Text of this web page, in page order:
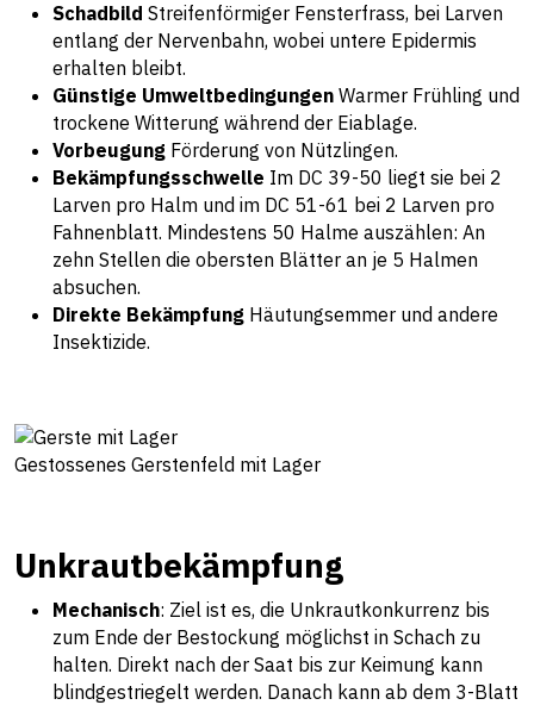
Schadbild Streifenförmiger Fensterfrass, bei Larven
entlang der Nervenbahn, wobei untere Epidermis
erhalten bleibt.
Günstige Umweltbedingungen Warmer Frühling und
trockene Witterung während der Eiablage.
Vorbeugung Förderung von Nützlingen.
Bekämpfungsschwelle Im DC 39-50 liegt sie bei 2
Larven pro Halm und im DC 51-61 bei 2 Larven pro
Fahnenblatt. Mindestens 50 Halme auszählen: An
zehn Stellen die obersten Blätter an je 5 Halmen
absuchen.
Direkte Bekämpfung Häutungsemmer und andere
Insektizide.
Gestossenes Gerstenfeld mit Lager
Unkrautbekämpfung
Mechanisch: Ziel ist es, die Unkrautkonkurrenz bis
zum Ende der Bestockung möglichst in Schach zu
halten. Direkt nach der Saat bis zur Keimung kann
blindgestriegelt werden. Danach kann ab dem 3-Blatt